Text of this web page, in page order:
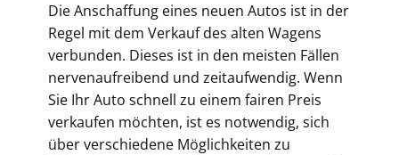
Die Anschaffung eines neuen Autos ist in der
Regel mit dem Verkauf des alten Wagens
verbunden. Dieses ist in den meisten Fällen
nervenaufreibend und zeitaufwendig. Wenn
Sie Ihr Auto schnell zu einem fairen Preis
verkaufen möchten, ist es notwendig, sich
über verschiedene Möglichkeiten zu